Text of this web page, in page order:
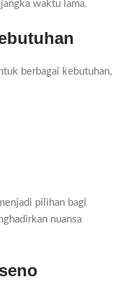
waktu lama.
berbagai kebutuhan,
pilihan bagi
nuansa